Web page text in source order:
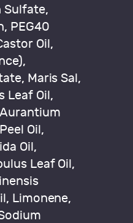
Sulfate,
PEG40
Oil,
Maris Sal,
Leaf Oil,
Oil,
Oil,
Leaf Oil,
Limonene,